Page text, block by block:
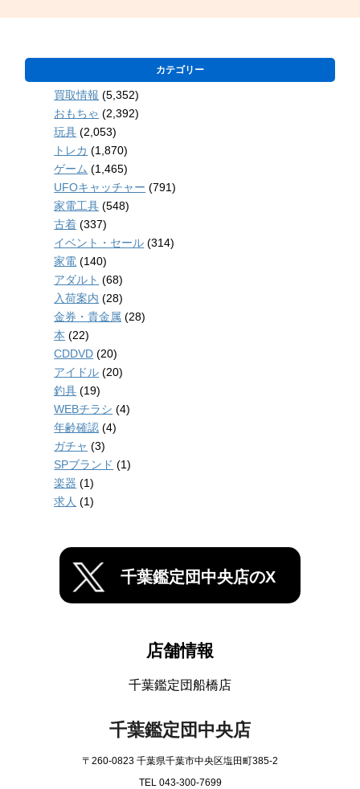
カテゴリー
買取情報 (5,352)
おもちゃ (2,392)
玩具 (2,053)
トレカ (1,870)
ゲーム (1,465)
UFOキャッチャー (791)
家電工具 (548)
古着 (337)
イベント・セール (314)
家電 (140)
アダルト (68)
入荷案内 (28)
金券・貴金属 (28)
本 (22)
CDDVD (20)
アイドル (20)
釣具 (19)
WEBチラシ (4)
年齢確認 (4)
ガチャ (3)
SPブランド (1)
楽器 (1)
求人 (1)
千葉鑑定団中央店のX
店舗情報
千葉鑑定団船橋店
千葉鑑定団中央店
〒260-0823 千葉県千葉市中央区塩田町385-2
TEL 043-300-7699